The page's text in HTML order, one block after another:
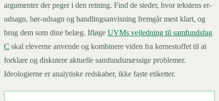
argumenter der peger i den retning. Find de steder, hvor tekstens er-
udsagn, bør-udsagn og handlingsanvisning fremgår mest klart, og
brug dem som dine belæg. Ifløge UVMs vejledning til samfundsfag
C skal eleverne anvende og kombinere viden fra kernestoffet til at
forklare og diskutere aktuelle samfundsmæssige problemer.
Ideologierne er analytiske redskaber, ikke faste etiketter.